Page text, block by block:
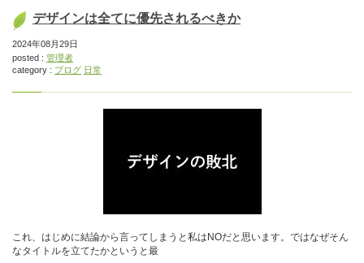
デザインは全てに優先されるべきか
2024年08月29日
posted : 管理者
category : ブログ 日常
これ、はじめに結論から言ってしまうと私はNOだと思います。ではなぜそん
なタイトルを立てたかというと最